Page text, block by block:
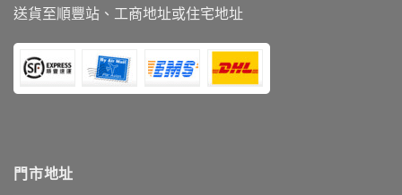
送貨至順豐站、工商地址或住宅地址
門市地址